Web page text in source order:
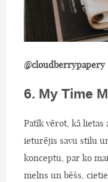
@cloudberrypapery
6. My Time
Patīk vērot, kā lietas
ieturējis savu stilu
konceptu, par ko
melns un bēšs,